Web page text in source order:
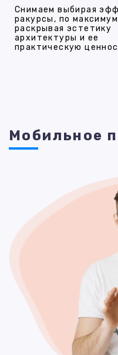
Снимаем выбирая
ракурсы, по
раскрывая эстетику
архитектуры и ее
практическую
Мобильное